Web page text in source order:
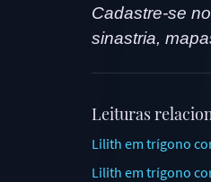
Cadastre-se
sinastria,
Leituras
Lilith em trígono
Lilith em trígono